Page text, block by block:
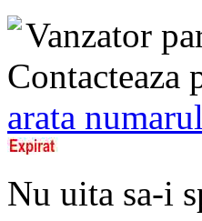
Vanzator
Contacteaza
arata
Nu uita sa-i